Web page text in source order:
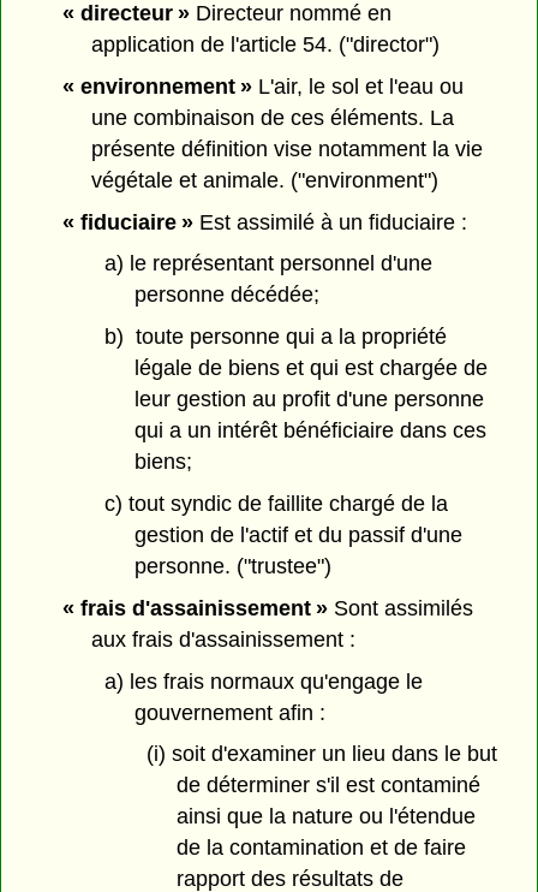
« directeur » Directeur nommé en
application de l'article 54. ("director")
« environnement »L'air, le sol et l'eau ou
une combinaison de ces éléments. La
présente définition vise notamment la vie
végétale et animale. ("environment")
« fiduciaire »Est assimilé à un fiduciaire :
a) le représentant personnel d'une
personne décédée;
b) toute personne qui a la propriété
légale de biens et qui est chargée de
leur gestion au profit d'une personne
qui a un intérêt bénéficiaire dans ces
biens;
c) tout syndic de faillite chargé de la
gestion de l'actif et du passif d'une
personne. ("trustee")
« frais d'assainissement »Sont assimilés
aux frais d'assainissement :
a) les frais normaux qu'engage le
gouvernement afin :
(i) soit d'examiner un lieu dans le but
de déterminer s'il est contaminé
ainsi que la nature ou l'étendue
de la contamination et de faire
rapport des résultats de